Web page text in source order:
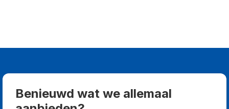
Benieuwd wat we allemaal